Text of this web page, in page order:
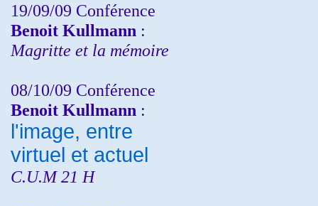
19/09/09 Conférence
Benoit Kullmann :
Magritte et la mémoire
08/10/09 Conférence
Benoit Kullmann :
l'image, entre
virtuel et actuel
C.U.M 21 H